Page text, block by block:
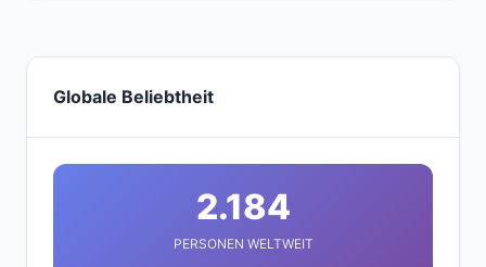
Globale Beliebtheit
2.184
PERSONEN WELTWEIT